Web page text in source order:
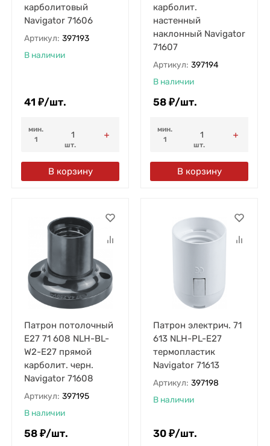
карболитовый
Navigator 71606
Артикул: 397193
В наличии
41 ₽/шт.
мин.
1
шт.
В корзину
карболит.
настенный
наклонный Navigator
71607
Артикул: 397194
В наличии
58 ₽/шт.
мин.
1
шт.
В корзину
Патрон потолочный
E27 71 608 NLH-BL-
W2-E27 прямой
карболит. черн.
Navigator 71608
Артикул: 397195
В наличии
58 ₽/шт.
Патрон электрич. 71
613 NLH-PL-E27
термопластик
Navigator 71613
Артикул: 397198
В наличии
30 ₽/шт.